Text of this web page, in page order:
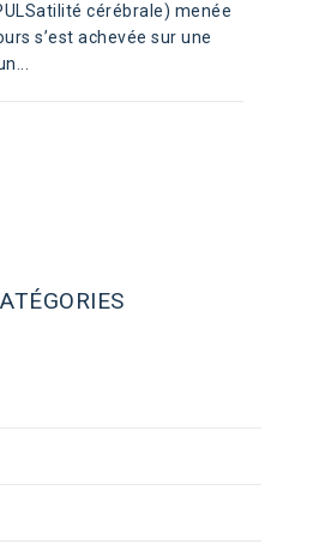
cérébrale) menée
s’est achevée sur une